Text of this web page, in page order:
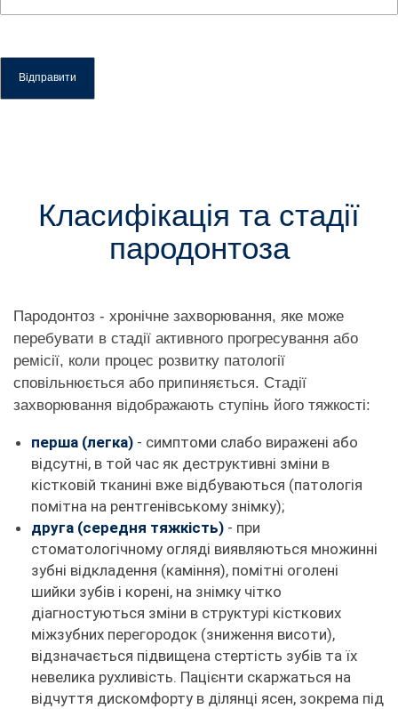
Класифікація та стадії
пародонтоза
Пародонтоз - хронічне захворювання, яке може
перебувати в стадії активного прогресування або
ремісії, коли процес розвитку патології
сповільнюється або припиняється. Стадії
захворювання відображають ступінь його тяжкості:
перша (легка) - симптоми слабо виражені або
відсутні, в той час як деструктивні зміни в
кістковій тканині вже відбуваються (патологія
помітна на рентгенівському знімку);
друга (середня тяжкість) - при
стоматологічному огляді виявляються множинні
зубні відкладення (каміння), помітні оголені
шийки зубів і корені, на знімку чітко
діагностуються зміни в структурі кісткових
міжзубних перегородок (зниження висоти),
відзначається підвищена стертість зубів та їх
невелика рухливість. Пацієнти скаржаться на
відчуття дискомфорту в ділянці ясен, зокрема під